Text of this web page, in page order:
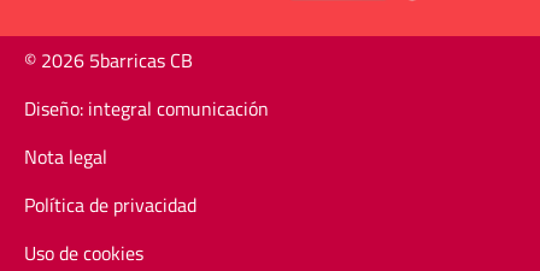
© 2026 5barricas CB
Diseño: integral comunicación
Nota legal
Política de privacidad
Uso de cookies